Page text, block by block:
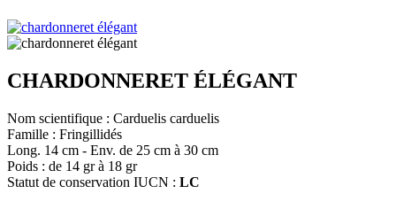
CHARDONNERET ÉLÉGANT
Nom scientifique : Carduelis carduelis
Famille : Fringillidés
Long. 14 cm - Env. de 25 cm à 30 cm
Poids : de 14 gr à 18 gr
Statut de conservation IUCN : LC